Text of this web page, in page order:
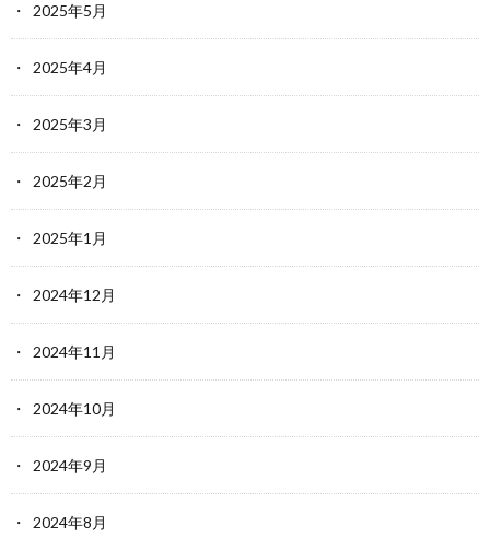
2025年5月
2025年4月
2025年3月
2025年2月
2025年1月
2024年12月
2024年11月
2024年10月
2024年9月
2024年8月